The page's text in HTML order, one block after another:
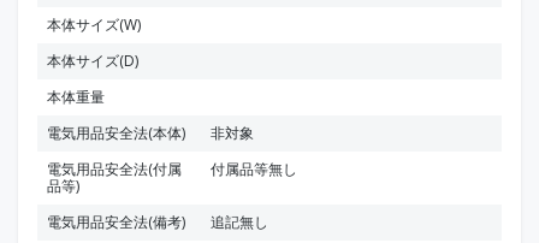
本体サイズ(W)
本体サイズ(D)
本体重量
電気用品安全法(本体)
非対象
電気用品安全法(付属
品等)
付属品等無し
電気用品安全法(備考) 追記無し